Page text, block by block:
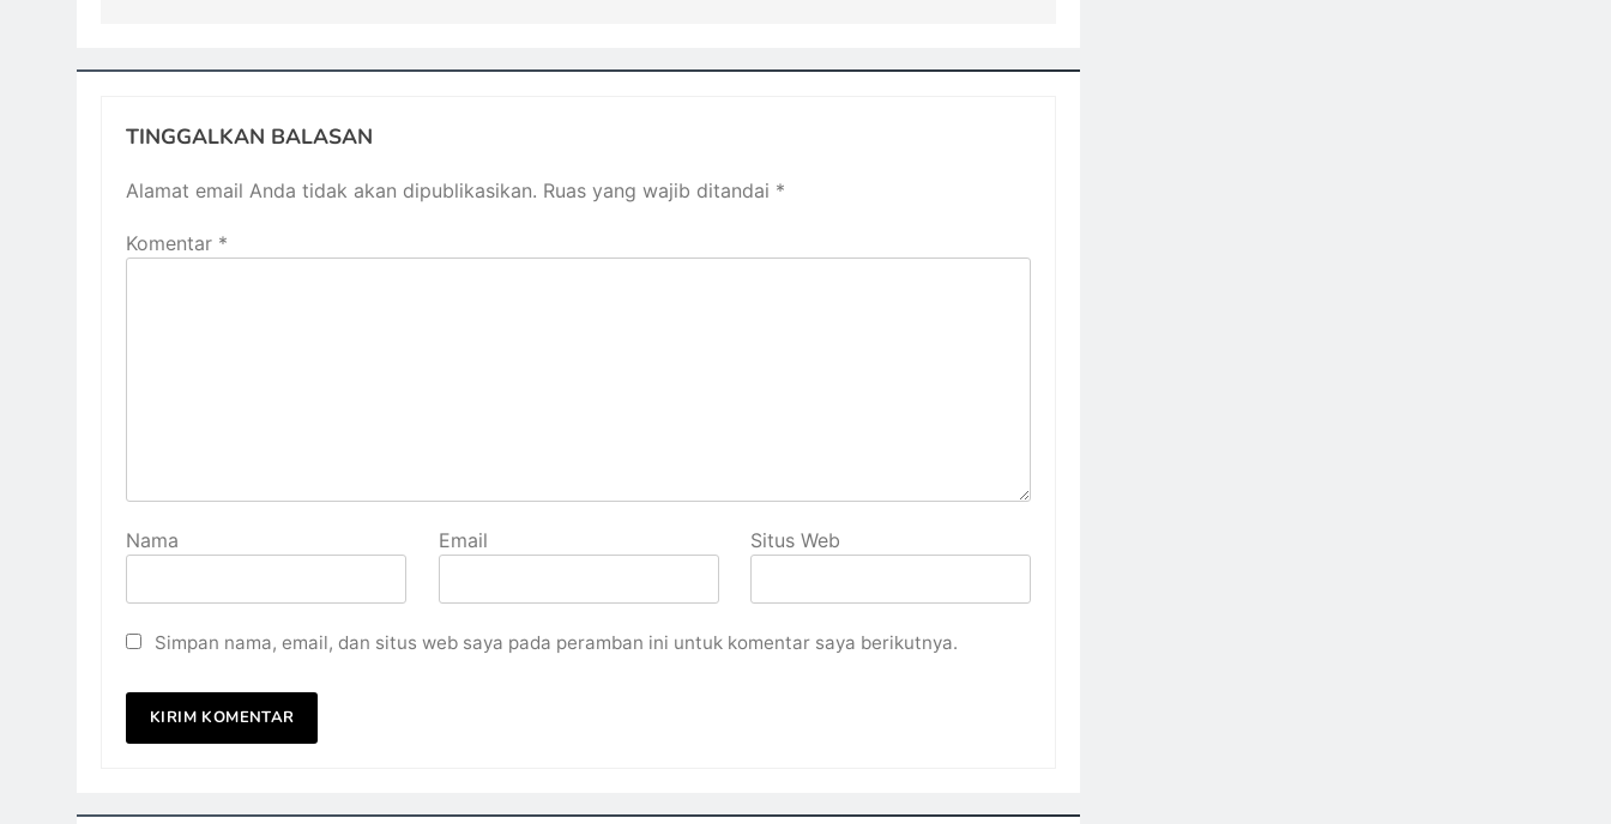
TINGGALKAN BALASAN
Alamat email Anda tidak akan dipublikasikan. Ruas yang wajib ditandai *
Komentar *
Nama Email Situs Web
Simpan nama, email, dan situs web saya pada peramban ini untuk komentar saya berikutnya.